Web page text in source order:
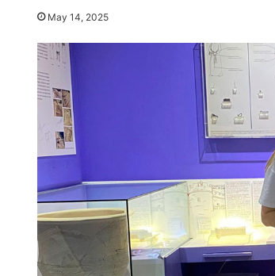
May 14, 2025